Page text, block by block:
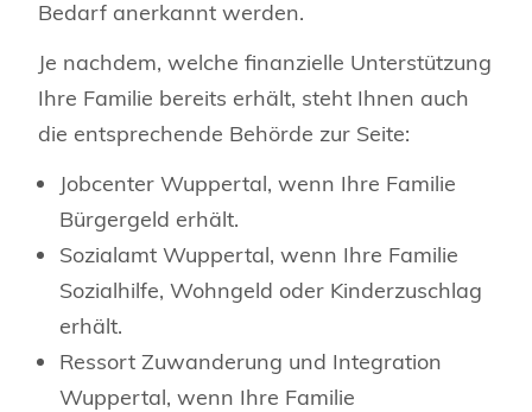
Bedarf anerkannt werden.
Je nachdem, welche finanzielle Unterstützung
Ihre Familie bereits erhält, steht Ihnen auch
die entsprechende Behörde zur Seite:
Jobcenter Wuppertal, wenn Ihre Familie
Bürgergeld erhält.
Sozialamt Wuppertal, wenn Ihre Familie
Sozialhilfe, Wohngeld oder Kinderzuschlag
erhält.
Ressort Zuwanderung und Integration
Wuppertal, wenn Ihre Familie